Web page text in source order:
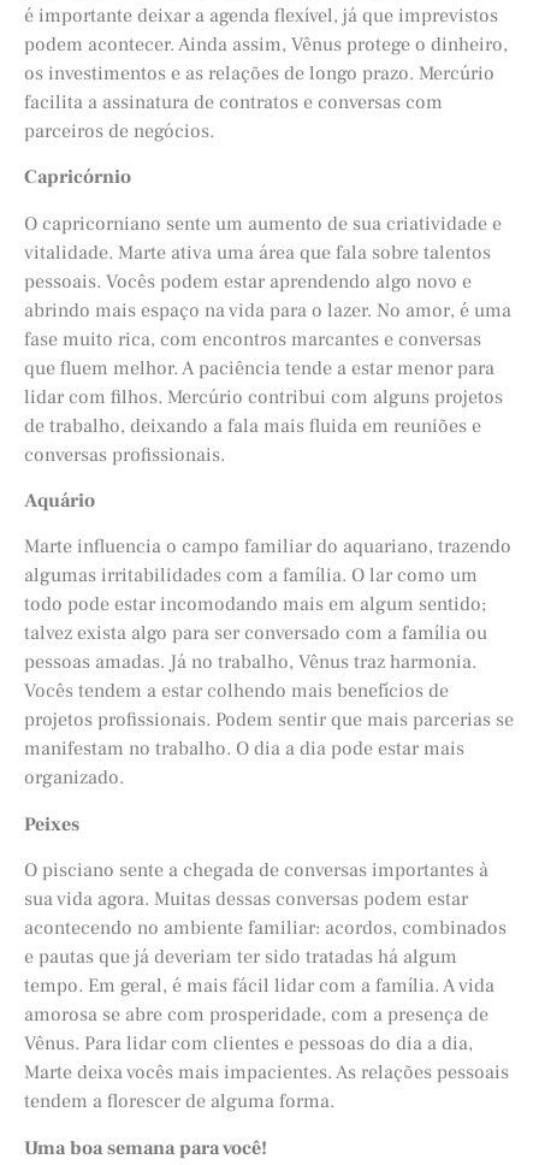
é importante deixar a agenda flexível, já que imprevistos
podem acontecer. Ainda assim, Vênus protege o dinheiro,
os investimentos e as relações de longo prazo. Mercúrio
facilita a assinatura de contratos e conversas com
parceiros de negócios.
Capricórnio
O capricorniano sente um aumento de sua criatividade e
vitalidade. Marte ativa uma área que fala sobre talentos
pessoais. Vocês podem estar aprendendo algo novo e
abrindo mais espaço na vida para o lazer. No amor, é uma
fase muito rica, com encontros marcantes e conversas
que fluem melhor. A paciência tende a estar menor para
lidar com filhos. Mercúrio contribui com alguns projetos
de trabalho, deixando a fala mais fluida em reuniões e
conversas profissionais.
Aquário
Marte influencia o campo familiar do aquariano, trazendo
algumas irritabilidades com a família. O lar como um
todo pode estar incomodando mais em algum sentido;
talvez exista algo para ser conversado com a família ou
pessoas amadas. Já no trabalho, Vênus traz harmonia.
Vocês tendem a estar colhendo mais benefícios de
projetos profissionais. Podem sentir que mais parcerias se
manifestam no trabalho. O dia a dia pode estar mais
organizado.
Peixes
O pisciano sente a chegada de conversas importantes à
sua vida agora. Muitas dessas conversas podem estar
acontecendo no ambiente familiar: acordos, combinados
e pautas que já deveriam ter sido tratadas há algum
tempo. Em geral, é mais fácil lidar com a família. A vida
amorosa se abre com prosperidade, com a presença de
Vênus. Para lidar com clientes e pessoas do dia a dia,
Marte deixa vocês mais impacientes. As relações pessoais
tendem a florescer de alguma forma.
Uma boa semana para você!